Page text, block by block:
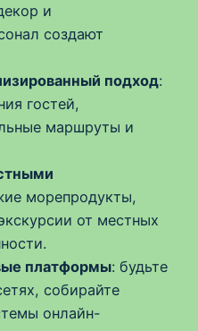
и
создают
подход:
гостей,
маршруты и
морепродукты,
от местных
платформы: будьте
собирайте
онлайн-